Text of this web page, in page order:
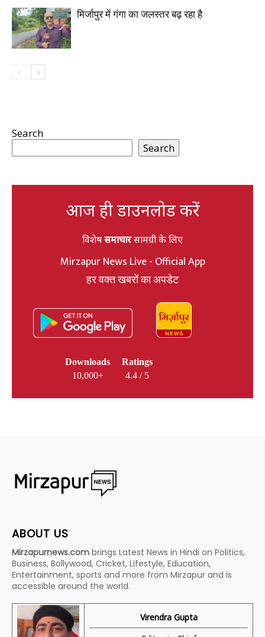
मिर्जापुर में गंगा का जलस्तर बढ़ रहा है
Search
Search
आज ही डाउनलोड करें
विशेषसमाचारसामग्री के लिए
Mirzapur News Live - Official App
हर वक्त खबरों का अपडेट
Downloads
10,000+
Ratings
4.4 / 5
ABOUT US
Mirzapurnews.com brings Latest News in Hindi on Politics,
Business, Bollywood, Cricket, Lifestyle, Education,
Entertainment, sports and more from Mirzapur and is
accessible around the world.
Virendra Gupta